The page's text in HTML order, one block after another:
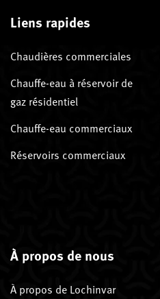
Liens rapides
Chaudières commerciales
Chauffe-eau à réservoir de
gaz résidentiel
Chauffe-eau commerciaux
Réservoirs commerciaux
À propos de nous
À propos de Lochinvar